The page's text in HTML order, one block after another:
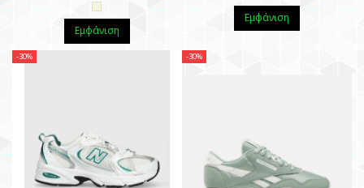
Εμφάνιση
Εμφάνιση
-30% -30%